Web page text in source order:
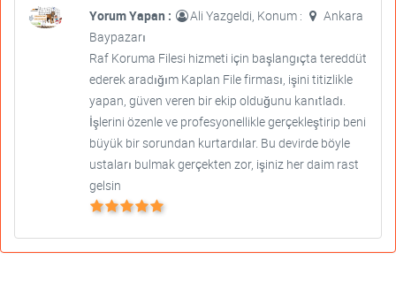
Yorum Yapan : Ali Yazgeldi, Konum :
Ankara
Baypazarı
Raf Koruma Filesi hizmeti için başlangıçta tereddüt
ederek aradığım Kaplan File firması, işini titizlikle
yapan, güven veren bir ekip olduğunu kanıtladı.
İşlerini özenle ve profesyonellikle gerçekleştirip beni
büyük bir sorundan kurtardılar. Bu devirde böyle
ustaları bulmak gerçekten zor, işiniz her daim rast
gelsin